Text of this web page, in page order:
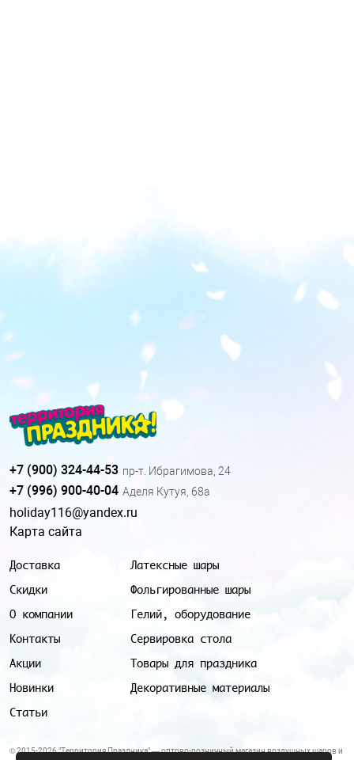
Доставка
Скидки
О компании
Контакты
Акции
Новинки
Статьи
Латексные шары
Фольгированные шары
Гелий, оборудование
Сервировка стола
Товары для праздника
Декоративные материалы
+7 (900) 324-44-53 пр-т. Ибрагимова, 24
+7 (996) 900-40-04 Аделя Кутуя, 68а
holiday116@yandex.ru
Карта сайта
© 2015-2026 "Территория Праздника" — оптово-розничный магазин воздушных шаров и